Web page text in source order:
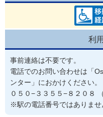
利
事前連絡は不要です。
電話でのお問い合わせは「
ンター」におかけください。
０５０−３３５５−８２０８
※駅の電話番号ではありませ